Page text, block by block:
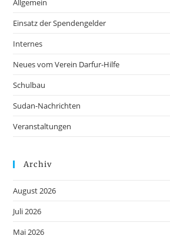
Einsatz der Spendengelder
Internes
Neues vom Verein Darfur-Hilfe
Schulbau
Sudan-Nachrichten
Veranstaltungen
Archiv
August 2026
Juli 2026
Mai 2026